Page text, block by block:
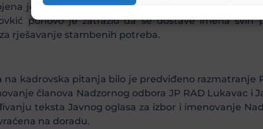
je Informacija o ostvarivanju prava iz oblasti
ponovo je zatražio da se dostave imena
rješavanje stambenih potreba.
na kadrovska pitanja bilo je predviđeno
članova Nadzornog odbora JP RAD Lukavac i
teksta Javnog oglasa za izbor i imenovanje
na doradu.